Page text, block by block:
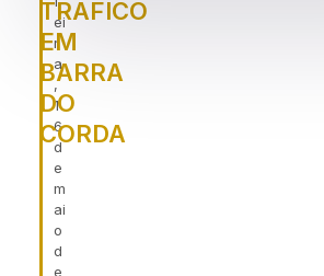
ei
r
a
,
1
6
d
e
m
ai
o
d
e
TRAFICO
EM
BARRA
DO
CORDA